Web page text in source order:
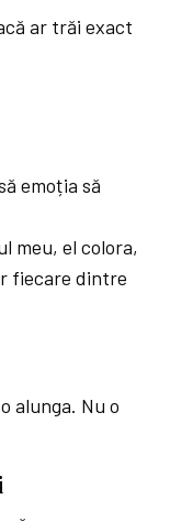
ar trăi exact
emoția să
meu, el colora,
fiecare dintre
alunga. Nu o